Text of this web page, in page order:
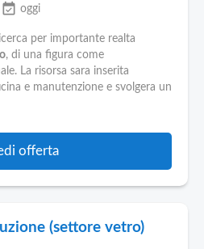
event_available oggi
per importante realta
, di una figura come
La risorsa sara inserita
e manutenzione e svolgera un
offerta
(settore vetro)